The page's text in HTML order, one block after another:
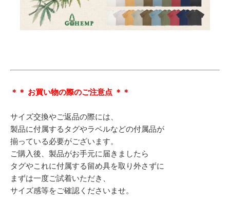
＊＊ お買い物の際のご注意点 ＊＊
サイズ交換やご返品の際には、
製品に付属するタグやラベルなどの付属品が
揃っている必要がございます。
ご購入後、製品がお手元に届きましたら
タグやこれに付属する留め具を取り外さずに
まずは一度ご試着いただき、
サイズ感等をご確認くださいませ。